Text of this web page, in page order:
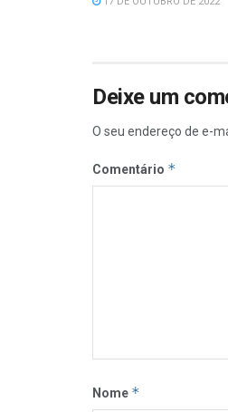
Deixe um
O seu endereço de e-
Comentário *
Nome *